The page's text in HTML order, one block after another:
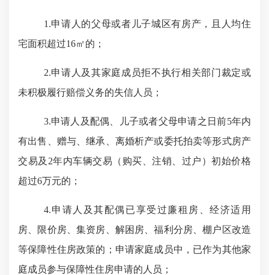
1.申请人的父母或者儿子城区有房产，且人均住
宅面积超过16㎡的；
2.申请人及其家庭成员拒不执行相关部门裁定或
未积极履行赔偿义务的失信人员；
3.申请人及配偶、儿子或者父母申请之日前5年内
有出售、赠与、继承、离婚析产或委托拍卖等形式房产
交易及2年内车辆交易（购买、注销、过户）初始价格
超过6万元的；
4.申请人及其配偶已享受过廉租房、经济适用
房、限价房、集资房、解困房、福利分房、棚户区改造
等保障性住房政策的；申请家庭成员中，已作为其他家
庭成员参与保障性住房申请的人员；